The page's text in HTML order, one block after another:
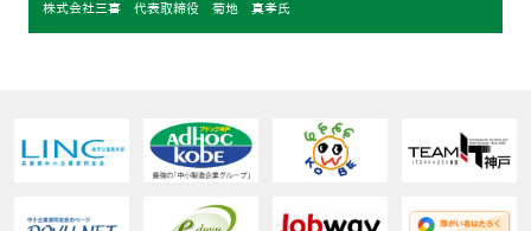
株式会社三喜 代表取締役 菊地 真孝氏